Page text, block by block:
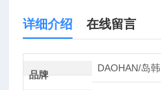
详细介绍 在线留言
品牌
DAOHAN/岛韩